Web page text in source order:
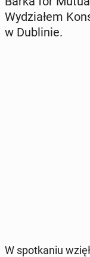
Wy­dzia­łem
w Du­bli­nie.
W spo­tka­niu